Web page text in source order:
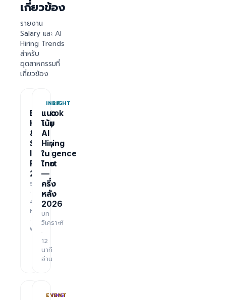
เกี่ยวข้อง
รายงาน
Salary และ AI
Hiring Trends
สำหรับ
อุตสาหกรรมที่
เกี่ยวข้อง
REPORT
Bangkok
Hiring
&
Salary
Intelligence
Report
2026
รายงาน
·
48
หน้า
·
ฟรี
INSIGHT
แนว
โน้ม
AI
Hiring
ใน
ไทย
—
ครึ่ง
หลัง
2026
บท
วิเคราะห์
·
12
นาที
อ่าน
TRAINING
EVENT